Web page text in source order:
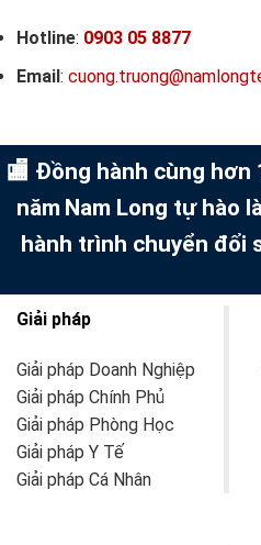
Hotline: 0903 05 8877
Email:
🏬 Đồng hành cùng hơn
năm Nam Long tự hào
hành trình chuyển đổi
Giải pháp
Giải pháp Doanh Nghiệp
Giải pháp Chính Phủ
Giải pháp Phòng Học
Giải pháp Y Tế
Giải pháp Cá Nhân